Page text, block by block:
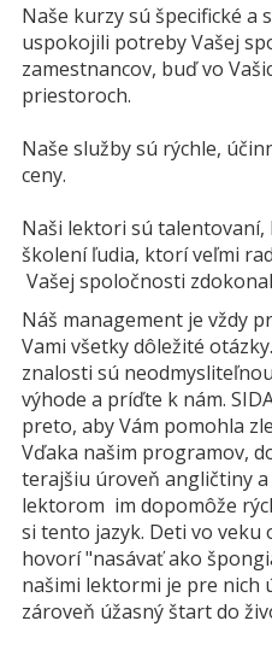
Naše kurzy sú špecifické a
uspokojili potreby Vašej
zamestnancov, buď vo
priestoroch.
Naše služby sú rýchle,
ceny.
Naši lektori sú
školení ľudia, ktorí veľmi
Vašej spoločnosti
Náš management je vždy
Vami všetky dôležité
znalosti sú
výhode a príďte k nám.
preto, aby Vám pomohla
Vďaka našim programov,
terajšiu úroveň angličtiny
lektorom im dopomôže
si tento jazyk. Deti vo veku
hovorí "nasávať ako
našimi lektormi je pre nich
zároveň úžasný štart do